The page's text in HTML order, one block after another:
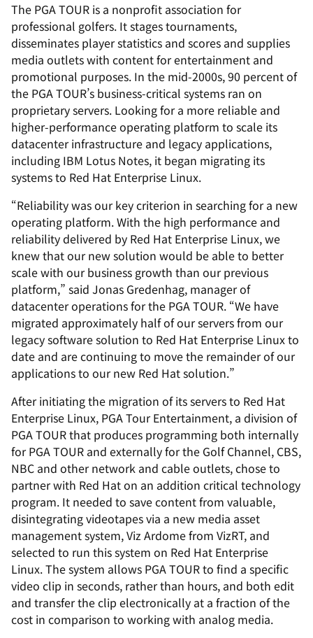
The PGA TOUR is a nonprofit association for
professional golfers. It stages tournaments,
disseminates player statistics and scores and supplies
media outlets with content for entertainment and
promotional purposes. In the mid-2000s, 90 percent of
the PGA TOUR’s business-critical systems ran on
proprietary servers. Looking for a more reliable and
higher-performance operating platform to scale its
datacenter infrastructure and legacy applications,
including IBM Lotus Notes, it began migrating its
systems to Red Hat Enterprise Linux.
“Reliability was our key criterion in searching for a new
operating platform. With the high performance and
reliability delivered by Red Hat Enterprise Linux, we
knew that our new solution would be able to better
scale with our business growth than our previous
platform,” said Jonas Gredenhag, manager of
datacenter operations for the PGA TOUR. “We have
migrated approximately half of our servers from our
legacy software solution to Red Hat Enterprise Linux to
date and are continuing to move the remainder of our
applications to our new Red Hat solution.”
After initiating the migration of its servers to Red Hat
Enterprise Linux, PGA Tour Entertainment, a division of
PGA TOUR that produces programming both internally
for PGA TOUR and externally for the Golf Channel, CBS,
NBC and other network and cable outlets, chose to
partner with Red Hat on an addition critical technology
program. It needed to save content from valuable,
disintegrating videotapes via a new media asset
management system, Viz Ardome from VizRT, and
selected to run this system on Red Hat Enterprise
Linux. The system allows PGA TOUR to find a specific
video clip in seconds, rather than hours, and both edit
and transfer the clip electronically at a fraction of the
cost in comparison to working with analog media.